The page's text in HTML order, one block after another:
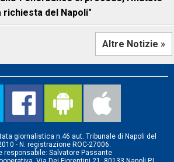
del Napoli"
Altre Notizie »
giornalistica n.46 aut. Tribunale di Napoli del
- N. registrazione ROC-27006.
responsabile: Salvatore Passante